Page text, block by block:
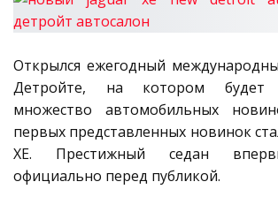
Открылся ежегодный
Детройте, на котором будет
множество автомобильных
первых представленных новинок
XE. Престижный седан
официально перед публикой.